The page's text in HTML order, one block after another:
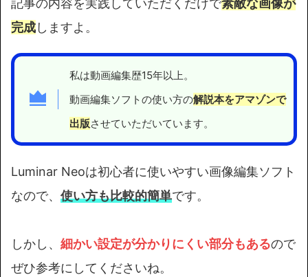
記事の内容を実践していただくだけで素敵な画像が
完成しますよ。
私は動画編集歴15年以上。
動画編集ソフトの使い方の解説本をアマゾンで
出版させていただいています。
Luminar Neoは初心者に使いやすい画像編集ソフト
なので、 使い方も比較的簡単です。
しかし、 細かい設定が分かりにくい部分もあるので
ぜひ参考にしてくださいね。